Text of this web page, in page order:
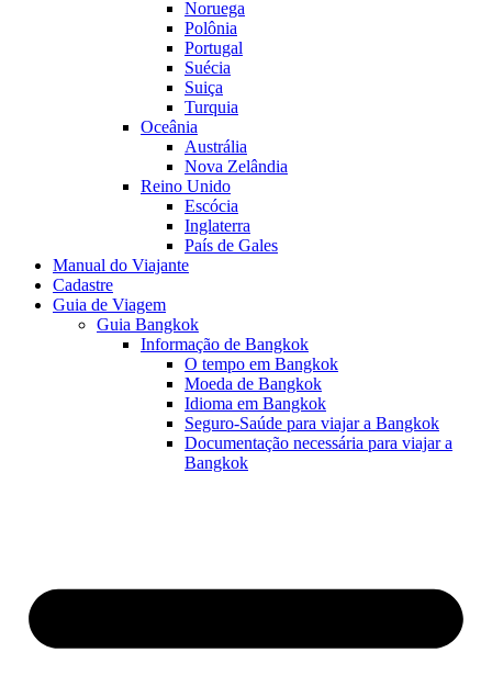
Noruega
Polônia
Portugal
Suécia
Suiça
Turquia
Oceânia
Austrália
Nova Zelândia
Reino Unido
Escócia
Inglaterra
País de Gales
Manual do Viajante
Cadastre
Guia de Viagem
Guia Bangkok
Informação de Bangkok
O tempo em Bangkok
Moeda de Bangkok
Idioma em Bangkok
Seguro-Saúde para viajar a Bangkok
Documentação necessária para viajar a
Bangkok